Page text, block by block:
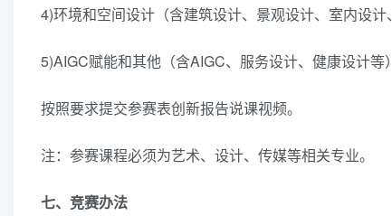
4)环境和空间设计（含建筑设计、景观设计、室内设计
5)AIGC赋能和其他（含AIGC、服务设计、健康设计等）
按照要求提交参赛表创新报告说课视频。
注：参赛课程必须为艺术、设计、传媒等相关专业。
七、竞赛办法